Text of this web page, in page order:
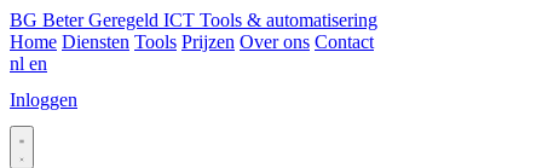
BG Beter Geregeld ICT Tools & automatisering
Home Diensten Tools Prijzen Over ons Contact
nl en
Inloggen